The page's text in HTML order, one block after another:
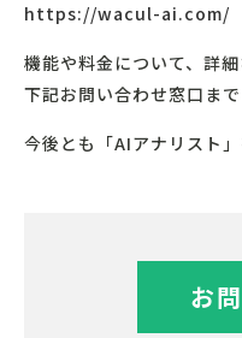
https://wacul-ai.com/
機能や料金について、詳
下記お問い合わせ窓口ま
今後とも「AIアナリスト
お